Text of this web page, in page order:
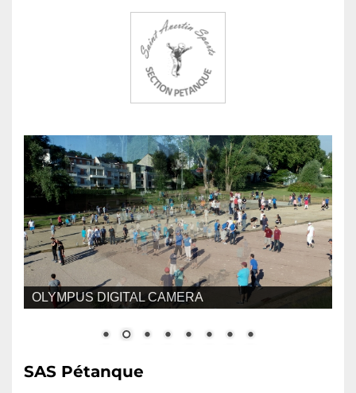
OLYMPUS DIGITAL CAMERA
SAS Pétanque